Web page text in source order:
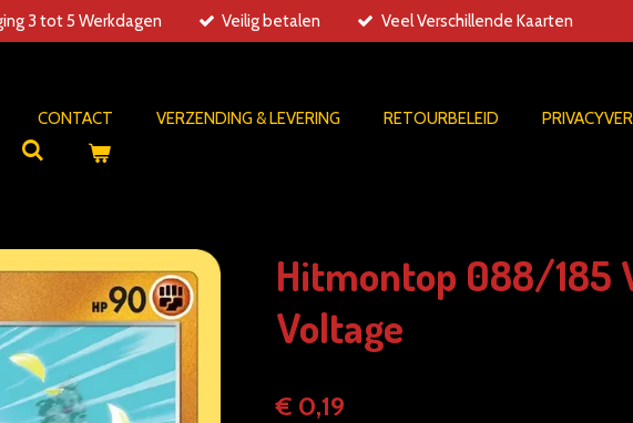
3 tot 5 Werkdagen Veilig betalen Veel Verschillende Kaarten
CONTACT VERZENDING & LEVERING RETOURBELEID
Hitmontop 088/185
Voltage
€ 0,19